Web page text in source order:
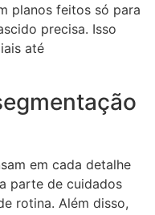
planos feitos só para
precisa. Isso
até
em cada detalhe
parte de cuidados
rotina. Além disso,